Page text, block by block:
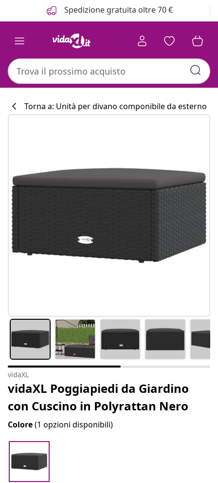
Spedizione gratuita oltre 70 €
Torna a: Unità per divano componibile da esterno
vidaXL
vidaXL Poggiapiedi da Giardino
con Cuscino in Polyrattan Nero
Colore(1 opzioni disponibili)